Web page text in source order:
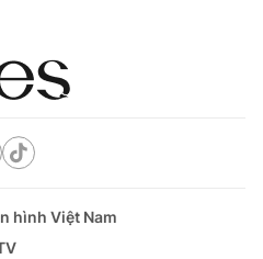
hình Việt Nam